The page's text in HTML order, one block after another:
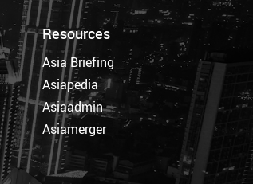
Resources
Asia Briefing
Asiapedia
Asiaadmin
Asiamerger